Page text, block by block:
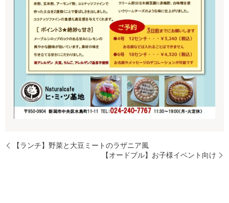
【ランチ】野菜と大豆ミートのラザニア風
【オードブル】お子様イベント向け